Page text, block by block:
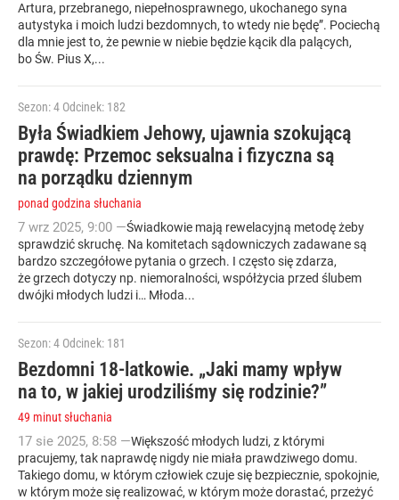
Artura, przebranego, niepełnosprawnego, ukochanego syna
autystyka i moich ludzi bezdomnych, to wtedy nie będę”. Pociechą
dla mnie jest to, że pewnie w niebie będzie kącik dla palących,
bo Św. Pius X,...
Sezon: 4 Odcinek: 182
Była Świadkiem Jehowy, ujawnia szokującą
prawdę: Przemoc seksualna i fizyczna są
na porządku dziennym
ponad godzina słuchania
7 wrz 2025, 9:00 —Świadkowie mają rewelacyjną metodę żeby
sprawdzić skruchę. Na komitetach sądowniczych zadawane są
bardzo szczegółowe pytania o grzech. I często się zdarza,
że grzech dotyczy np. niemoralności, współżycia przed ślubem
dwójki młodych ludzi i… Młoda...
Sezon: 4 Odcinek: 181
Bezdomni 18-latkowie. „Jaki mamy wpływ
na to, w jakiej urodziliśmy się rodzinie?”
49 minut słuchania
17 sie 2025, 8:58 —Większość młodych ludzi, z którymi
pracujemy, tak naprawdę nigdy nie miała prawdziwego domu.
Takiego domu, w którym człowiek czuje się bezpiecznie, spokojnie,
w którym może się realizować, w którym może dorastać, przeżyć